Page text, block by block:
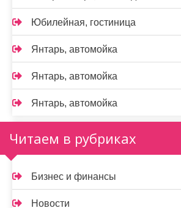
Юбилейная, гостиница
Янтарь, автомойка
Янтарь, автомойка
Янтарь, автомойка
Читаем в рубриках
Бизнес и финансы
Новости